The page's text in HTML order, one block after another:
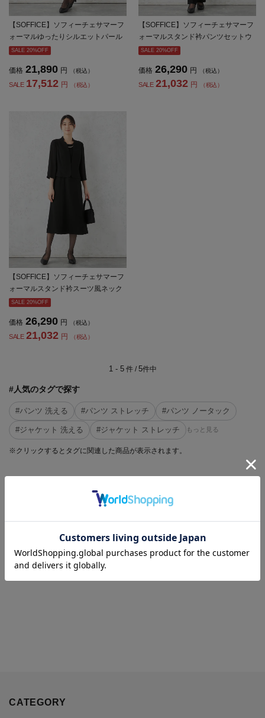
【SOFFICE】ソフィーチェサマーフ
ォーマルゆったりシルエットパール
モチーフワンピースウォッシャブル
SALE 20%OFF
価格 21,890 円 （税込）
SALE 17,512 円 （税込）
【SOFFICE】ソフィーチェサマーフ
ォーマルスタンド衿パンツセットウ
ォッシャブル通気接触冷感春夏【レ
SALE 20%OFF
価格 26,290 円 （税込）
SALE 21,032 円 （税込）
【SOFFICE】ソフィーチェサマーフ
ォーマルスタンド衿スーツ風ネック
レス付ワンピースウォッシャブル通
SALE 20%OFF
価格 26,290 円 （税込）
SALE 21,032 円 （税込）
1 - 5件 / 5件中
#人気のタグで探す
#パンツ 洗える #パンツ ストレッチ #パンツ ノータック
#ジャケット 洗える #ジャケット ストレッチ もっと見る
※クリックするとタグに関連した商品が表示されます。
CATEGORY
パンツ
CATEGORY